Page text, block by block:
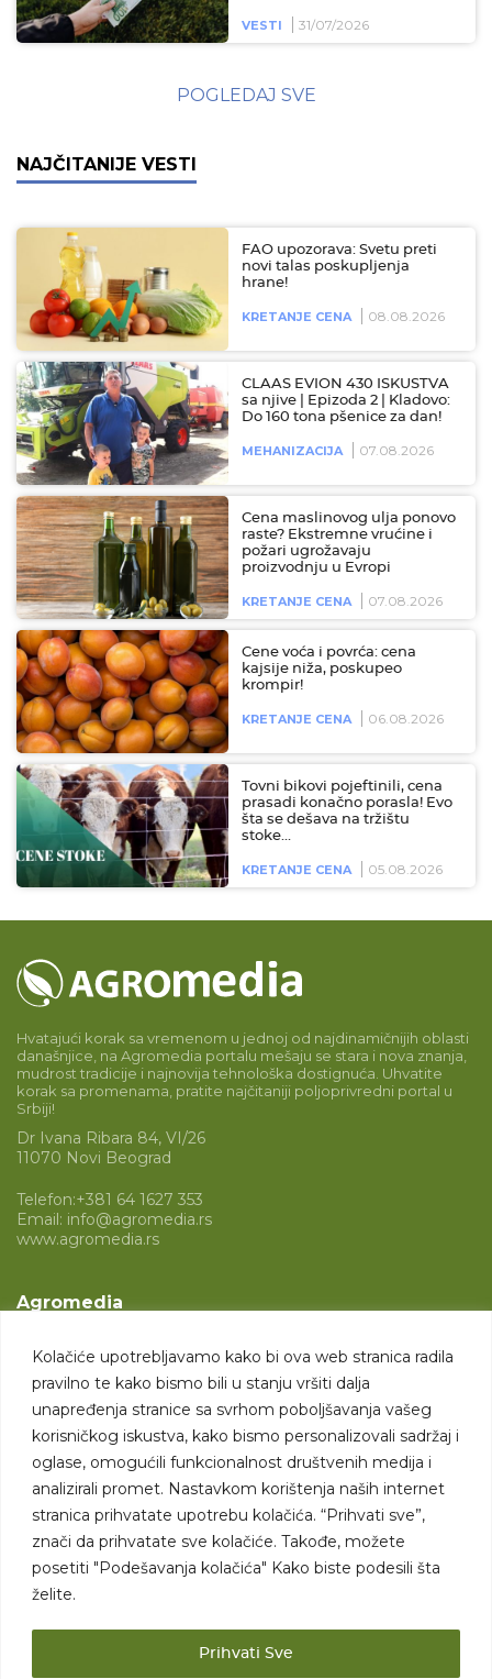
Kolačiće upotrebljavamo kako bi ova web stranica radila
pravilno te kako bismo bili u stanju vršiti dalja
unapređenja stranice sa svrhom poboljšavanja vašeg
korisničkog iskustva, kako bismo personalizovali sadržaj i
oglase, omogućili funkcionalnost društvenih medija i
analizirali promet. Nastavkom korištenja naših internet
stranica prihvatate upotrebu kolačića. “Prihvati sve”,
znači da prihvatate sve kolačiće. Takođe, možete
posetiti "Podešavanja kolačića" Kako biste podesili šta
želite.
Prihvati Sve
VESTI 31/07/2026
POGLEDAJ SVE
NAJČITANIJE VESTI
FAO upozorava: Svetu preti
novi talas poskupljenja
hrane!
KRETANJE CENA 08.08.2026
CLAAS EVION 430 ISKUSTVA
sa njive | Epizoda 2 | Kladovo:
Do 160 tona pšenice za dan!
MEHANIZACIJA 07.08.2026
Cena maslinovog ulja ponovo
raste? Ekstremne vrućine i
požari ugrožavaju
proizvodnju u Evropi
KRETANJE CENA 07.08.2026
Cene voća i povrća: cena
kajsije niža, poskupeo
krompir!
KRETANJE CENA 06.08.2026
Tovni bikovi pojeftinili, cena
prasadi konačno porasla! Evo
šta se dešava na tržištu
stoke…
KRETANJE CENA 05.08.2026
Hvatajući korak sa vremenom u jednoj od najdinamičnijih oblasti
današnjice, na Agromedia portalu mešaju se stara i nova znanja,
mudrost tradicije i najnovija tehnološka dostignuća. Uhvatite
korak sa promenama, pratite najčitaniji poljoprivredni portal u
Srbiji!
Dr Ivana Ribara 84, VI/26
11070 Novi Beograd
Telefon:+381 64 1627 353
Email: info@agromedia.rs
www.agromedia.rs
Agromedia
Svet poljoprivrede
Marketing usluge
Tražimo saradnike
Kontakt
Kontakt